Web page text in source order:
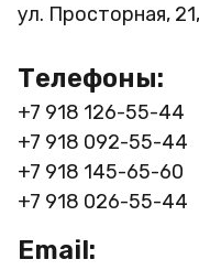
ул. Просторная,
Телефоны:
+7 918 126-55-44
+7 918 092-55-44
+7 918 145-65-60
+7 918 026-55-44
Email: